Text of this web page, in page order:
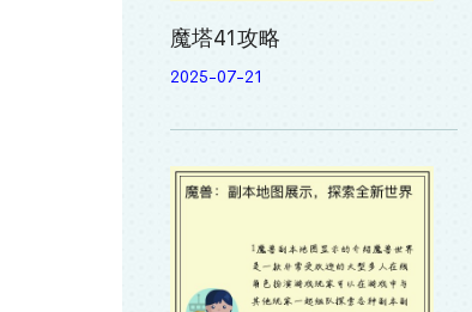
魔塔41攻略
2025-07-21